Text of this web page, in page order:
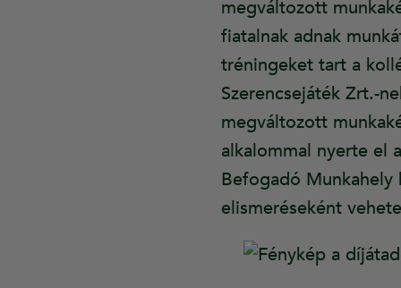
megváltozott
fiatalnak adnak
tréningeket tart a
Szerencsejáték Zrt.-
megváltozott
alkalommal nyerte el
Befogadó
elismeréseként